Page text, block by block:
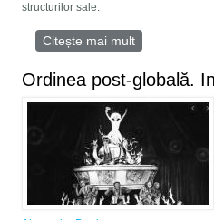
structurilor sale.
Citește mai mult
Ordinea post-globală.